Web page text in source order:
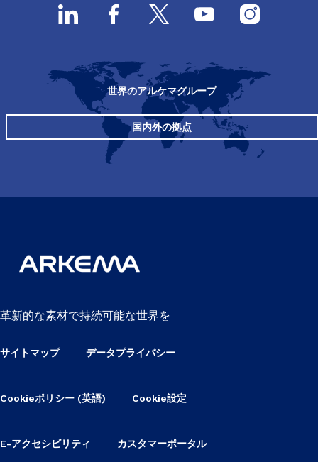
世界のアルケマグループ
国内外の拠点
革新的な素材で持続可能な世界を
サイトマップ データプライバシー
Cookieポリシー (英語) Cookie設定
E-アクセシビリティ カスタマーポータル